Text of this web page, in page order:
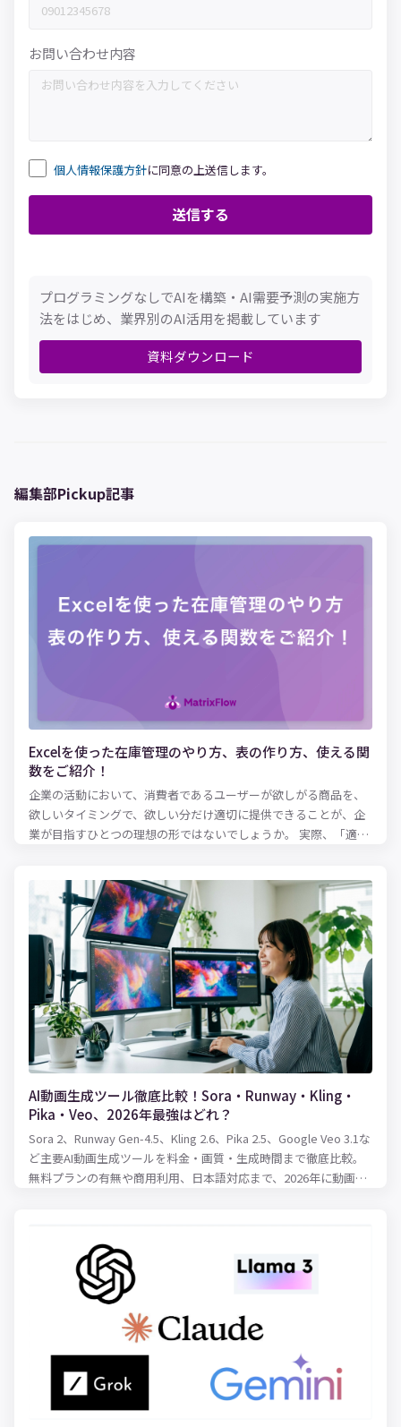
お問い合わせ内容
個人情報保護方針に同意の上送信します。
プログラミングなしでAIを構築・AI需要予測の実施方
法をはじめ、業界別のAI活用を掲載しています
資料ダウンロード
編集部Pickup記事
Excelを使った在庫管理のやり方、表の作り方、使える関
数をご紹介！
企業の活動において、消費者であるユーザーが欲しがる商品を、
欲しいタイミングで、欲しい分だけ適切に提供できることが、企
業が目指すひとつの理想の形ではないでしょうか。 実際、「適正
に務めるのは、およそ商品を扱う企業にとっては共通の使命とも
いえるのでしょう。 適性な在庫水準を保つために必要となるのが
在庫管理表です。 実際に、紙での在庫管理をしていることも少な
くないと思いますが、扱う商品などのアイテム数が多い場合、紙
の在庫管理表では管理しきれなくなる可能性も出てきます。そこ
で便利でかつ的確な在庫管理を可能にするのが、Excelです。 本記
事では、Excelを活用した在庫管理の方法について、在庫管理のや
り方、表の作り方、使える関数をまとめてご紹介します！
AI動画生成ツール徹底比較！Sora・Runway・Kling・
Pika・Veo、2026年最強はどれ？
Sora 2、Runway Gen-4.5、Kling 2.6、Pika 2.5、Google Veo 3.1な
ど主要AI動画生成ツールを料金・画質・生成時間まで徹底比較。
無料プランの有無や商用利用、日本語対応まで、2026年に動画制